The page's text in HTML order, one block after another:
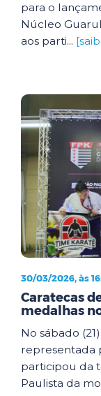
para o
Núcleo
aos parti...
30/03/2026, às
Caratecas
medalhas
No sábado
representada
participou da
Paulista da